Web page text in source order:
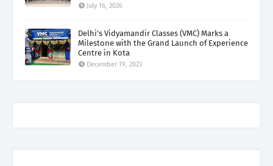
July 16, 2026
Delhi’s Vidyamandir Classes (VMC) Marks a
Milestone with the Grand Launch of Experience
Centre in Kota
December 19, 2023